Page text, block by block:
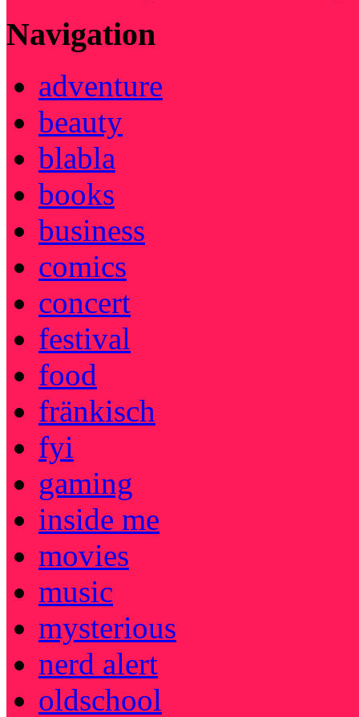
Navigation
adventure
beauty
blabla
books
business
comics
concert
festival
food
fränkisch
fyi
gaming
inside me
movies
music
mysterious
nerd alert
oldschool